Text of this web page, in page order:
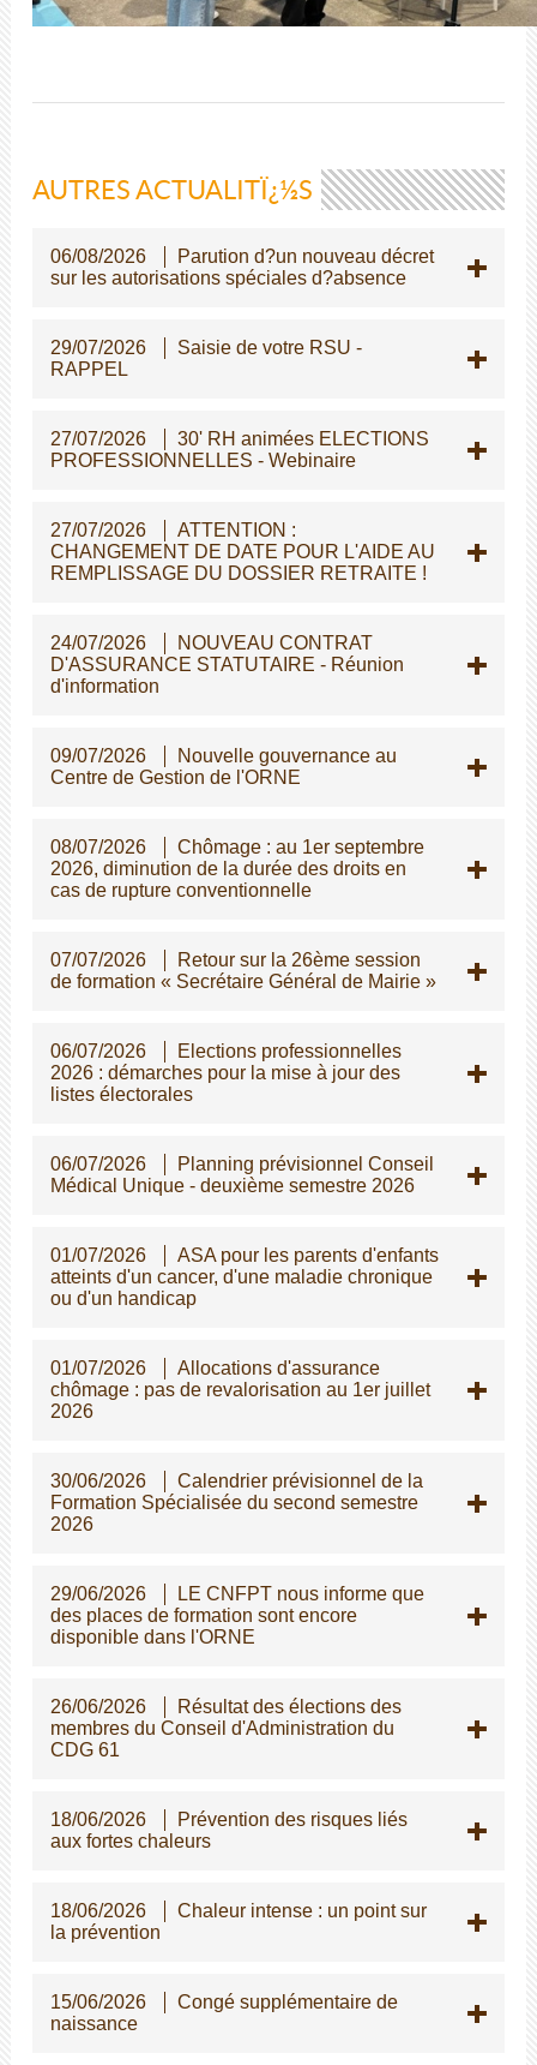
AUTRES ACTUALITÏ¿½S
06/08/2026
Parution d?un nouveau décret
sur les autorisations spéciales d?absence
29/07/2026
Saisie de votre RSU -
RAPPEL
27/07/2026
30' RH animées ELECTIONS
PROFESSIONNELLES - Webinaire
27/07/2026
ATTENTION :
CHANGEMENT DE DATE POUR L'AIDE AU
REMPLISSAGE DU DOSSIER RETRAITE !
24/07/2026
NOUVEAU CONTRAT
D'ASSURANCE STATUTAIRE - Réunion
d'information
09/07/2026
Nouvelle gouvernance au
Centre de Gestion de l'ORNE
08/07/2026
Chômage : au 1er septembre
2026, diminution de la durée des droits en
cas de rupture conventionnelle
07/07/2026
Retour sur la 26ème session
de formation « Secrétaire Général de Mairie »
06/07/2026
Elections professionnelles
2026 : démarches pour la mise à jour des
listes électorales
06/07/2026
Planning prévisionnel Conseil
Médical Unique - deuxième semestre 2026
01/07/2026
ASA pour les parents d'enfants
atteints d'un cancer, d'une maladie chronique
ou d'un handicap
01/07/2026
Allocations d'assurance
chômage : pas de revalorisation au 1er juillet
2026
30/06/2026
Calendrier prévisionnel de la
Formation Spécialisée du second semestre
2026
29/06/2026
LE CNFPT nous informe que
des places de formation sont encore
disponible dans l'ORNE
26/06/2026
Résultat des élections des
membres du Conseil d'Administration du
CDG 61
18/06/2026
Prévention des risques liés
aux fortes chaleurs
18/06/2026
Chaleur intense : un point sur
la prévention
15/06/2026
Congé supplémentaire de
naissance